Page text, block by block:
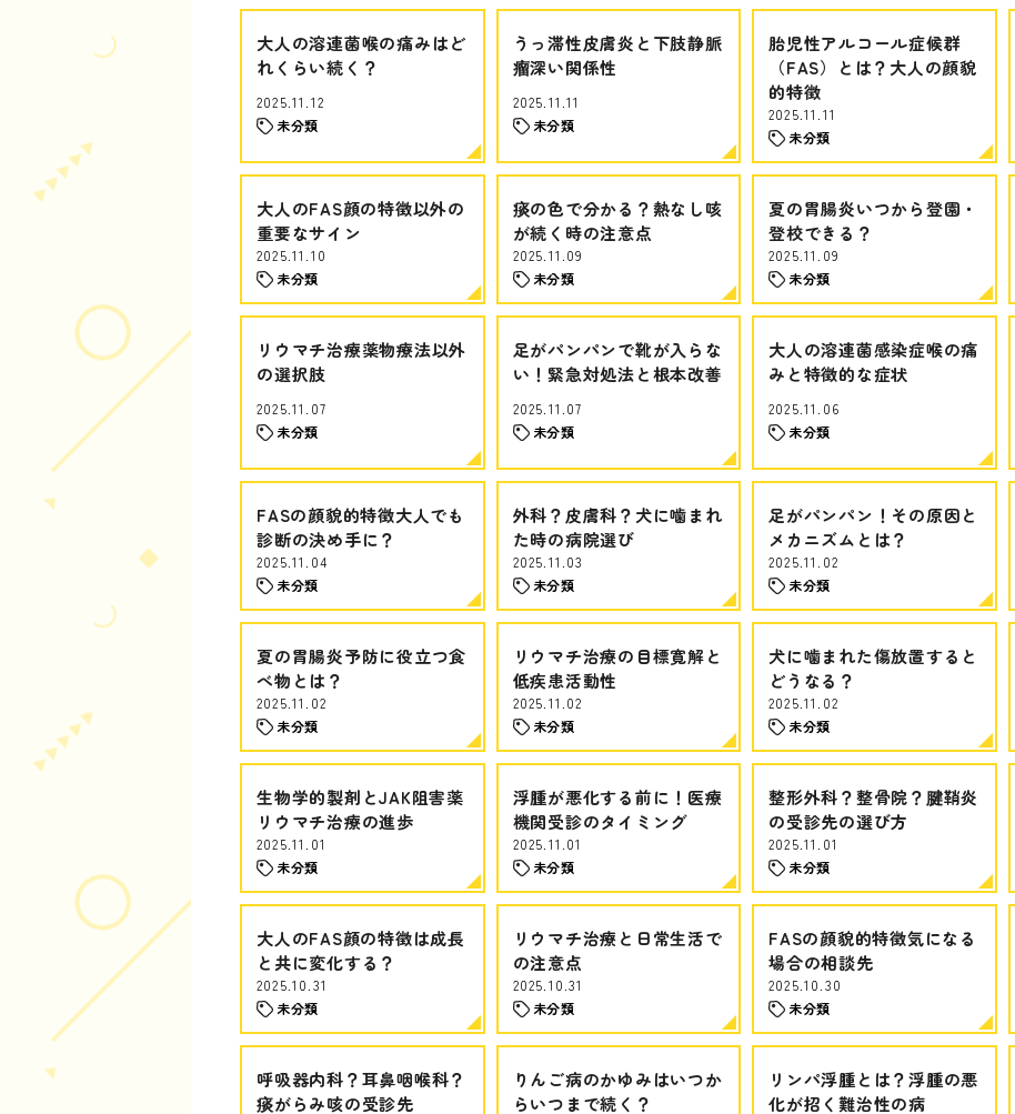
大人の溶連菌喉の痛みはど
れくらい続く？
2025.11.12
未分類
うっ滞性皮膚炎と下肢静脈
瘤深い関係性
2025.11.11
未分類
胎児性アルコール症候群
（FAS）とは？大人の顔貌
的特徴
2025.11.11
未分類
大人のFAS顔の特徴以外の
重要なサイン
2025.11.10
未分類
痰の色で分かる？熱なし咳
が続く時の注意点
2025.11.09
未分類
夏の胃腸炎いつから登園・
登校できる？
2025.11.09
未分類
リウマチ治療薬物療法以外
の選択肢
2025.11.07
未分類
足がパンパンで靴が入らな
い！緊急対処法と根本改善
2025.11.07
未分類
大人の溶連菌感染症喉の痛
みと特徴的な症状
2025.11.06
未分類
FASの顔貌的特徴大人でも
診断の決め手に？
2025.11.04
未分類
外科？皮膚科？犬に噛まれ
た時の病院選び
2025.11.03
未分類
足がパンパン！その原因と
メカニズムとは？
2025.11.02
未分類
夏の胃腸炎予防に役立つ食
べ物とは？
2025.11.02
未分類
リウマチ治療の目標寛解と
低疾患活動性
2025.11.02
未分類
犬に噛まれた傷放置すると
どうなる？
2025.11.02
未分類
生物学的製剤とJAK阻害薬
リウマチ治療の進歩
2025.11.01
未分類
浮腫が悪化する前に！医療
機関受診のタイミング
2025.11.01
未分類
整形外科？整骨院？腱鞘炎
の受診先の選び方
2025.11.01
未分類
大人のFAS顔の特徴は成長
と共に変化する？
2025.10.31
未分類
リウマチ治療と日常生活で
の注意点
2025.10.31
未分類
FASの顔貌的特徴気になる
場合の相談先
2025.10.30
未分類
呼吸器内科？耳鼻咽喉科？
痰がらみ咳の受診先
りんご病のかゆみはいつか
らいつまで続く？
リンパ浮腫とは？浮腫の悪
化が招く難治性の病